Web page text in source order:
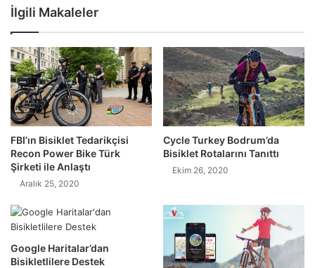
İlgili Makaleler
FBI’ın Bisiklet Tedarikçisi
Recon Power Bike Türk
Şirketi ile Anlaştı
Aralık 25, 2020
Cycle Turkey Bodrum’da
Bisiklet Rotalarını Tanıttı
Ekim 26, 2020
Google Haritalar’dan
Bisikletlilere Destek